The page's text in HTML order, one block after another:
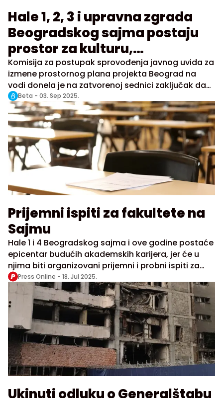
Hale 1, 2, 3 i upravna zgrada
Beogradskog sajma postaju
prostor za kulturu,
obrazovanje i zdravstvo
Komisija za postupak sprovođenja javnog uvida za
izmene prostornog plana projekta Beograd na
vodi donela je na zatvorenoj sednici zaključak da
će osnovni kompleks Beogradskog sajma koji
obuhvata Hale 1, 2, 3 i upravnu zgradu biti definisan
kao kompleks javne namene za potrebe
obrazovanja, zdravstva, socijalne zaštite, kulture i
drugih javnih sadržaja, piše eKapija.
Beta - 03. Sep 2025.
Prijemni ispiti za fakultete na
Sajmu
Hale 1 i 4 Beogradskog sajma i ove godine postaće
epicentar budućih akademskih karijera, jer će u
njima biti organizovani prijemni i probni ispiti za
upis na brojne fakultete Univerziteta u Beogradu. U
susret upisnoj godini 2025/26, Sajam će ugostiti
hiljade kandidata koji konkurišu za mesta na
prestižnim fakultetima.
Press Online - 18. Jul 2025.
Ukinuti odluku o Generalštabu